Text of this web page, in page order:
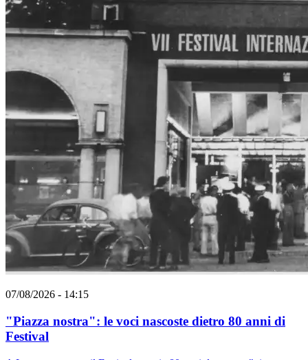
07/08/2026 - 14:15
"Piazza nostra": le voci nascoste dietro 80 anni di
Festival